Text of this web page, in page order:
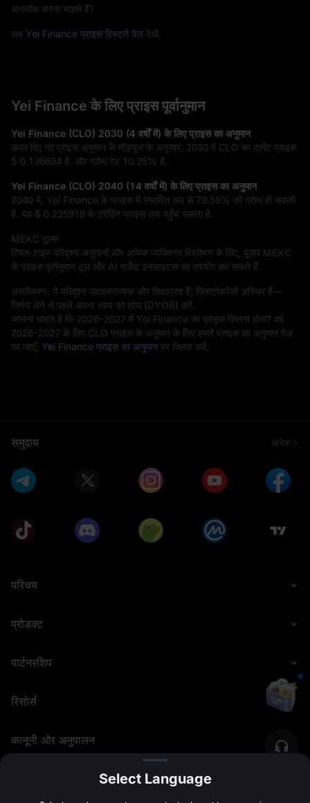
अनलॉक करना चाहते हैं?
अब Yei Finance प्राइस हिस्ट्री पेज देखें.
Yei Finance के लिए प्राइस पूर्वानुमान
Yei Finance (CLO) 2030 (4 वर्षों में) के लिए प्राइस का अनुमान
ऊपर दिए गए प्राइस अनुमान के मॉड्यूल के अनुसार, 2030 में CLO का टार्गेट प्राइस
$ 0.138694 है, और ग्रोथ रेट 10.25% है.
Yei Finance (CLO) 2040 (14 वर्षों में) के लिए प्राइस का अनुमान
2040 में, Yei Finance के प्राइस में संभावित रूप से 79.59% की ग्रोथ हो सकती
है. यह $ 0.225918 के ट्रेडिंग प्राइस तक पहुँच सकता है.
MEXC टूल्स
रियल-टाइम परिदृश्य अनुमानों और अधिक व्यक्तिगत विश्लेषण के लिए, यूज़र MEXC
के प्राइस पूर्वानुमान टूल और AI मार्केट इनसाइट्स का उपयोग कर सकते हैं.
अस्वीकरण: ये परिदृश्य उदाहरणात्मक और शिक्षाप्रद हैं; क्रिप्टोकरेंसी अस्थिर हैं—
निर्णय लेने से पहले अपना स्वयं का शोध (DYOR) करें.
जानना चाहते हैं कि 2026–2027 में Yei Finance का प्राइस कितना होगा? वर्ष
2026–2027 के लिए CLO प्राइस के अनुमान के लिए हमारे प्राइस का अनुमान पेज
पर जाएँ, Yei Finance प्राइस का अनुमान पर क्लिक करें.
समुदाय अधिक
परिचय
प्रोडक्ट
पार्टनरशिप
रिसोर्स
कानूनी और अनुपालन
2026 MEXC.COM
Select Language